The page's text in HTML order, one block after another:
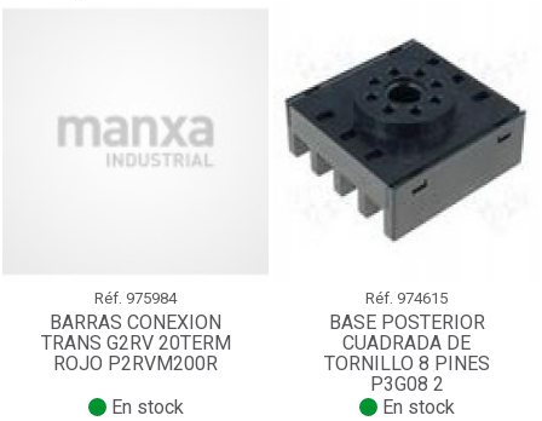
Réf. 975984
BARRAS CONEXION
TRANS G2RV 20TERM
ROJO P2RVM200R
En stock
Réf. 974615
BASE POSTERIOR
CUADRADA DE
TORNILLO 8 PINES
P3G08 2
En stock